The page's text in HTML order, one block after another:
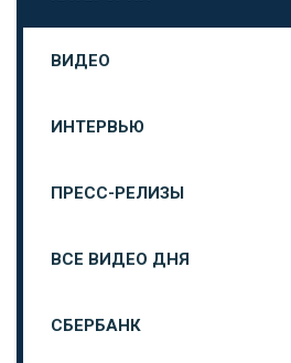
ВИДЕО
ИНТЕРВЬЮ
ПРЕСС-РЕЛИЗЫ
ВСЕ ВИДЕО ДНЯ
СБЕРБАНК